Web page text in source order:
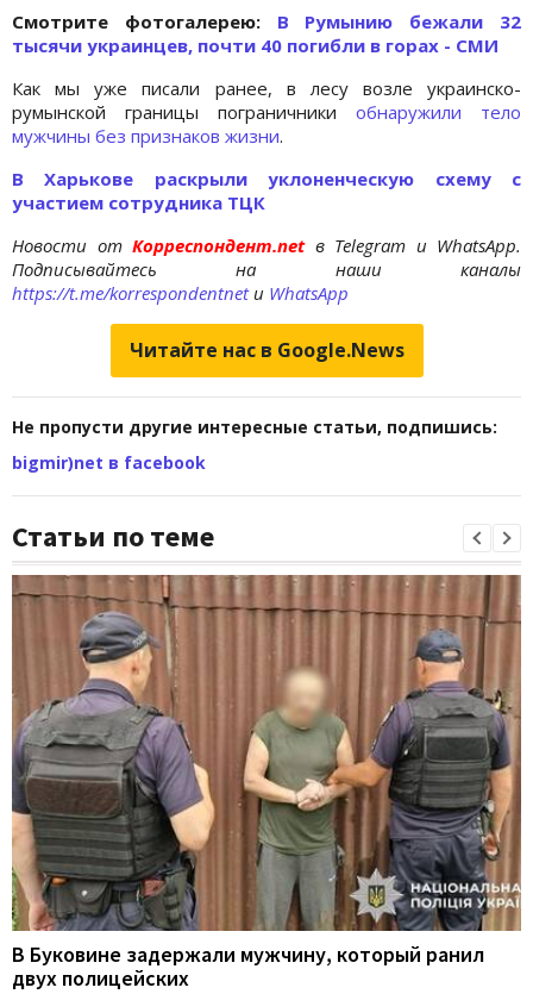
Cмотрите фотогалерею: В Румынию бежали 32
тысячи украинцев, почти 40 погибли в горах - СМИ
Как мы уже писали ранее, в лесу возле украинско-
румынской границы пограничники обнаружили тело
мужчины без признаков жизни.
В Харькове раскрыли уклоненческую схему с
участием сотрудника ТЦК
Новости отКорреспондент.net в Telegram и WhatsApp.
Подписывайтесь на наши каналы
https://t.me/korrespondentnetи WhatsApp
Читайте нас в Google.News
Не пропусти другие интересные статьи, подпишись:
bigmir)net в facebook
Статьи по теме
В Буковине задержали мужчину, который ранил
двух полицейских